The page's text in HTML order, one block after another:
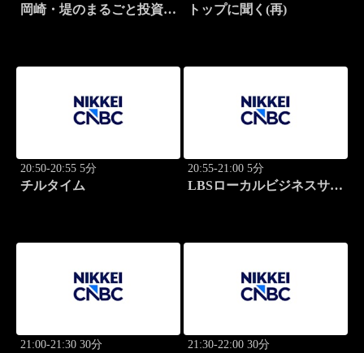
岡崎・堤のまるごと投資道
トップに聞く(再)
20:50-20:55 5分
チルタイム
20:55-21:00 5分
LBSローカルビジネスサテ
21:00-21:30 30分 21:30-22:00 30分